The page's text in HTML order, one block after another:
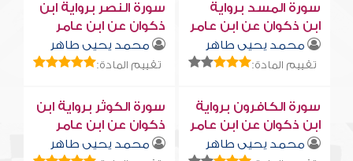
سورة المسد برواية
ابن ذكوان عن ابن عامر
محمد يحيى طاهر
تقييم المادة:
سورة النصر برواية ابن
ذكوان عن ابن عامر
محمد يحيى طاهر
تقييم المادة:
سورة الكافرون برواية
ابن ذكوان عن ابن عامر
محمد يحيى طاهر
سورة الكوثر برواية ابن
ذكوان عن ابن عامر
محمد يحيى طاهر